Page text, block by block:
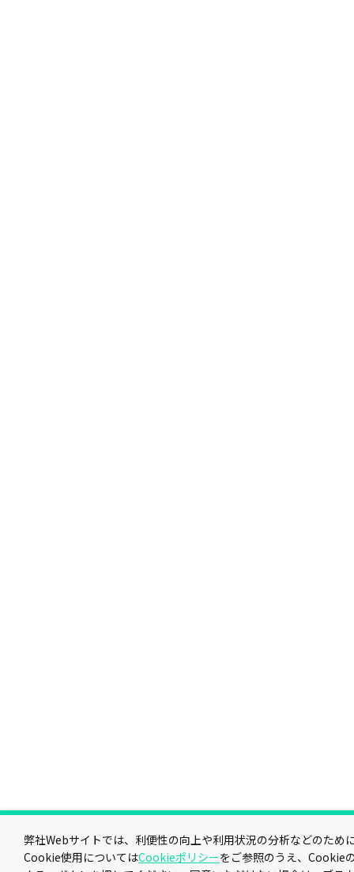
弊社Webサイトでは、利便性の向上や利用状況の分析などのため
Cookie使用についてはCookieポリシーをご参照のうえ、Cookie